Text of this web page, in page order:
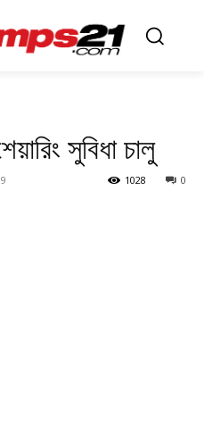
সুবিধা চালু
0
1028